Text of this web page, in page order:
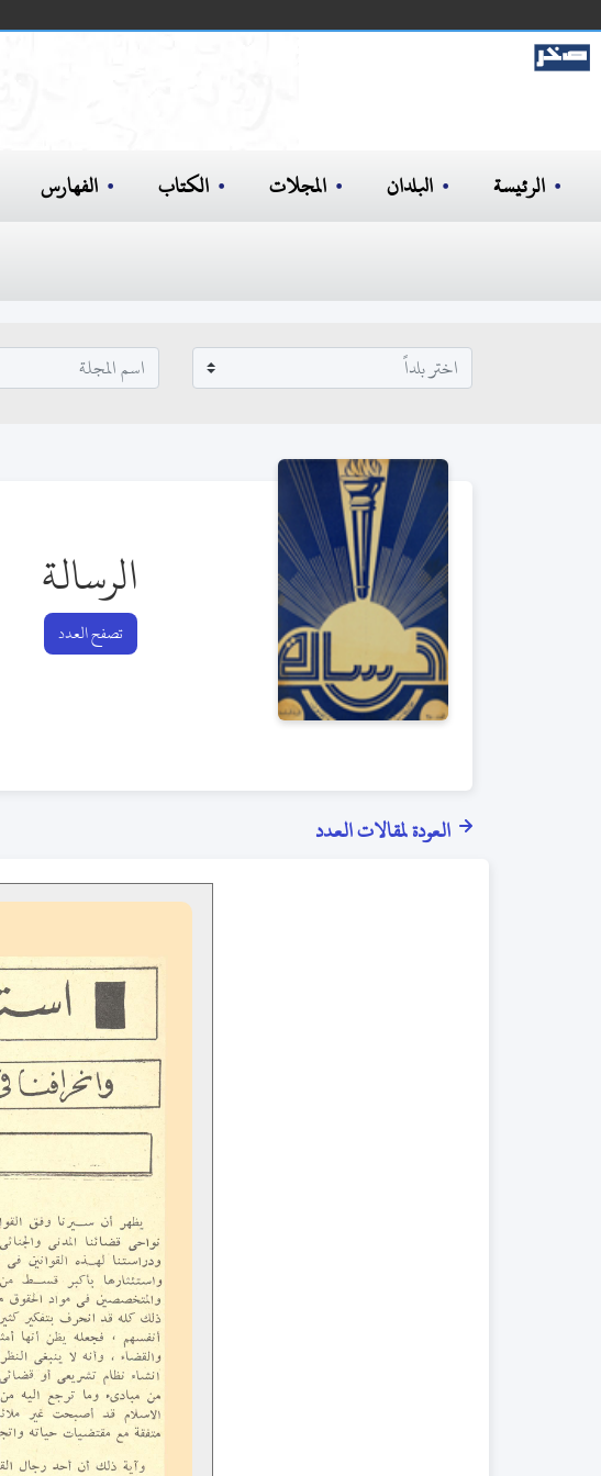
الرئيسة البلدان المجلات الكتاب الفهارس
الرسالة
تصفح العدد
العودة لمقالات العدد